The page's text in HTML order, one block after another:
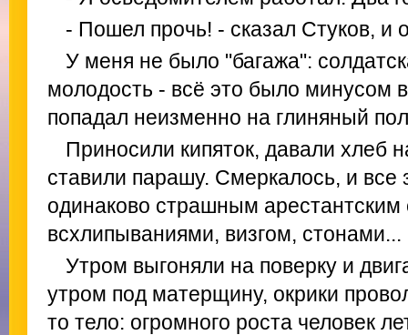
- Пошел прочь! - сказал Стуков, и
У меня не было "багажа":
молодость - всё это было минусом
попадал неизменно на глиняный
Приносили кипяток, давали хлеб
ставили парашу. Смеркалось, и все
одинаково страшным
всхлипываниями, визгом, стонами...
Утром выгоняли на поверку и
утром под матерщину, окрики
то тело: огромного роста человек